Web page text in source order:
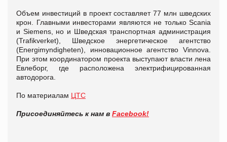
Объем инвестиций в проект составляет 77 млн шведских
крон. Главными инвесторами являются не только Scania
и Siemens, но и Шведская транспортная администрация
(Trafikverket), Шведское энергетическое агентство
(Energimyndigheten), инновационное агентство Vinnova.
При этом координатором проекта выступают власти лена
Евлеборг, где расположена электрифицированная
автодорога.
По материалам ЦТС
Присоединяйтесь к нам в Facebook!